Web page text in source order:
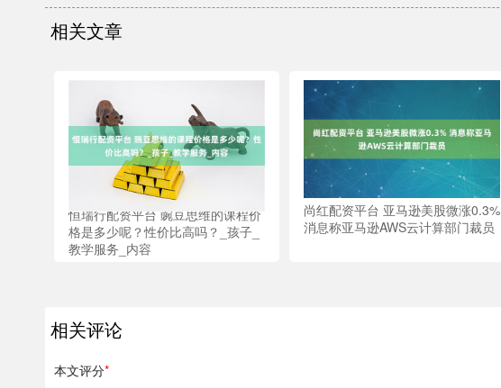
相关文章
恒瑞行配资平台 豌豆思维的课程价
格是多少呢？性价比高吗？_孩子_
教学服务_内容
尚红配资平台 亚马逊美股微涨0.3%
消息称亚马逊AWS云计算部门裁员
相关评论
本文评分*